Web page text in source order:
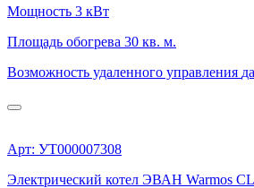
Мощность 3 кВт
Площадь обогрева 30 кв. м.
Возможность удаленного управления да
Арт: УТ000007308
Электрический котел ЭВАН Warmos